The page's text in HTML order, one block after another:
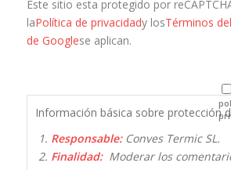
Este sitio esta protegido por
laPolítica de privacidady losTérminos
de Googlese aplican.
Información básica sobre protección
Responsable:Conves Termic SL.
Finalidad:Moderar los